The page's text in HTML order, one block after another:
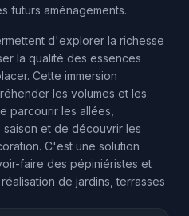
futurs aménagements.
d'explorer la richesse
la qualité des essences
Cette immersion
les volumes et les
parcourir les allées,
et de découvrir les
C'est une solution
faire des pépiniéristes et
de jardins, terrasses